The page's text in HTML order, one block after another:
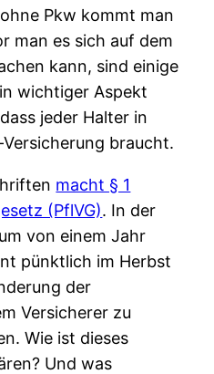
Pkw kommt man
man es sich auf dem
kann, sind einige
wichtiger Aspekt
jeder Halter in
braucht.
macht § 1
(PflVG). In der
von einem Jahr
pünktlich im Herbst
der
Versicherer zu
Wie ist dieses
Und was